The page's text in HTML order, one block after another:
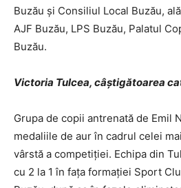
Buzău și Consiliul Local Buzău,
AJF Buzău, LPS Buzău, Palatul
Buzău.
Victoria Tulcea, câștigătoarea
Grupa de copii antrenată de Emil
medaliile de aur în cadrul celei
vârstă a competiției. Echipa din
cu 2 la 1 în fața formației Sport